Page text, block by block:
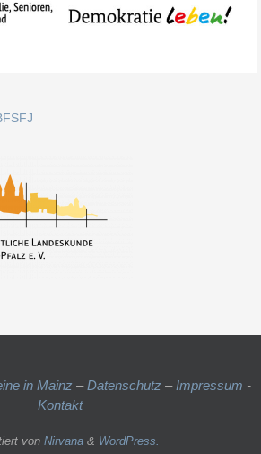
in Mainz –Datenschutz– Impressum -
Kontakt
von Nirvana& WordPress.